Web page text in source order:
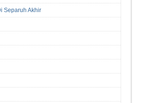
Separuh Akhir